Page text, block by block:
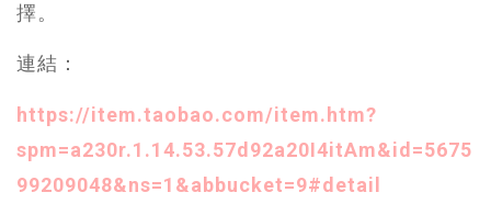
擇。
連結：
https://item.taobao.com/item.htm?
spm=a230r.1.14.53.57d92a20I4itAm&id=5675
99209048&ns=1&abbucket=9#detail